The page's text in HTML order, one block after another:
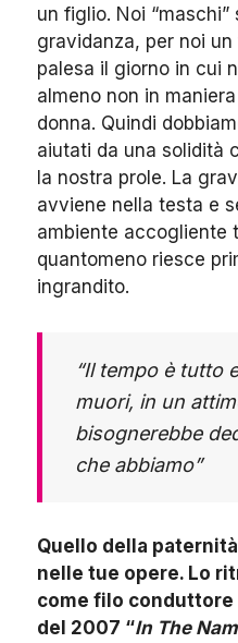
un figlio. Noi
gravidanza, per noi
palesa il giorno in cui
almeno non in
donna. Quindi
aiutati da una solidità
la nostra prole. La
avviene nella testa e
ambiente accogliente
quantomeno riesce
ingrandito.
“Il tempo è tutto
muori, in un
bisognerebbe
che abbiamo”
Quello della
nelle tue opere. Lo
come filo
del 2007 “In The